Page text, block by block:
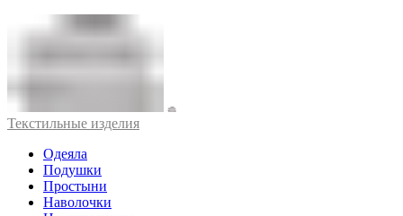
Текстильные изделия
Одеяла
Подушки
Простыни
Наволочки